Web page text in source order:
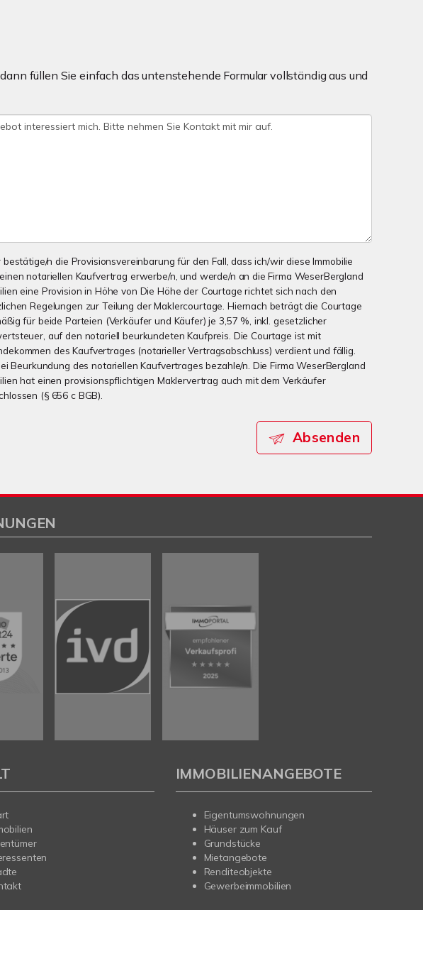
füllen Sie einfach das untenstehende Formular vollständig aus und
bestätige/n die Provisionsvereinbarung für den Fall, dass ich/wir diese Immobilie
notariellen Kaufvertrag erwerbe/n, und werde/n an die Firma WeserBergland
eine Provision in Höhe von Die Höhe der Courtage richtet sich nach den
Regelungen zur Teilung der Maklercourtage. Hiernach beträgt die Courtage
für beide Parteien (Verkäufer und Käufer) je 3,57 %, inkl. gesetzlicher
auf den notariell beurkundeten Kaufpreis. Die Courtage ist mit
des Kaufvertrages (notarieller Vertragsabschluss) verdient und fällig.
Beurkundung des notariellen Kaufvertrages bezahle/n. Die Firma WeserBergland
hat einen provisionspflichtigen Maklervertrag auch mit dem Verkäufer
(§ 656 c BGB).
Absenden
IMMOBILIENANGEBOTE
Eigentumswohnungen
Häuser zum Kauf
Grundstücke
Mietangebote
Renditeobjekte
Gewerbeimmobilien